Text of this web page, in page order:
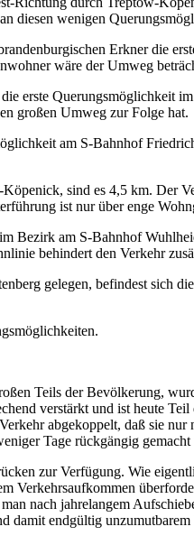
diesen wenigen
Erkner die
wäre der Umweg
erste Querungsmöglichkeit
großen Umweg zur Folge hat.
am S-Bahnhof
sind es 4,5 km. Der
ist nur über enge
Bezirk am S-Bahnhof
behindert den Verkehr
gelegen, befindest sich
Teils der Bevölkerung,
verstärkt und ist heute
abgekoppelt, daß sie
Tage rückgängig
zur Verfügung. Wie
nach jahrelangem
endgültig